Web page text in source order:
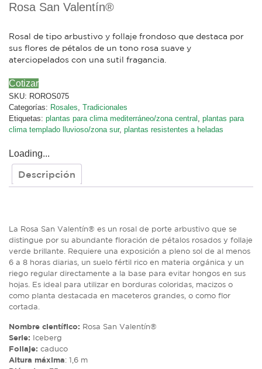
Rosa San Valentín®
Rosal de tipo arbustivo y follaje frondoso que destaca por
sus flores de pétalos de un tono rosa suave y
aterciopelados con una sutil fragancia.
Cotizar
SKU: ROROS075
Categorías: Rosales, Tradicionales
Etiquetas: plantas para clima mediterráneo/zona central , plantas para
clima templado lluvioso/zona sur, plantas resistentes a heladas
Loading...
Descripción
La Rosa San Valentín® es un rosal de porte arbustivo que se
distingue por su abundante floración de pétalos rosados y follaje
verde brillante. Requiere una exposición a pleno sol de al menos
6 a 8 horas diarias, un suelo fértil rico en materia orgánica y un
riego regular directamente a la base para evitar hongos en sus
hojas. Es ideal para utilizar en borduras coloridas, macizos o
como planta destacada en maceteros grandes, o como flor
cortada.
Nombre científico: Rosa San Valentín®
Serie: Iceberg
Follaje: caduco
Altura máxima: 1,6 m